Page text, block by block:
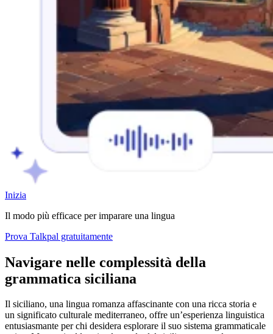
Inizia
Il modo più efficace per imparare una lingua
Prova Talkpal gratuitamente
Navigare nelle complessità della
grammatica siciliana
Il siciliano, una lingua romanza affascinante con una ricca storia e
un significato culturale mediterraneo, offre un’esperienza linguistica
entusiasmante per chi desidera esplorare il suo sistema grammaticale